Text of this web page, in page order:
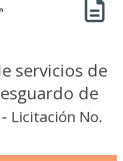
servicios de
de
Licitación No.